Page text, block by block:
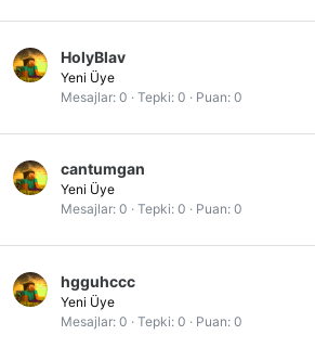
HolyBlav
Yeni Üye
Mesajlar 0 Tepki 0 Puan 0
cantumgan
Yeni Üye
Mesajlar 0 Tepki 0 Puan 0
hgguhccc
Yeni Üye
Mesajlar 0 Tepki 0 Puan 0